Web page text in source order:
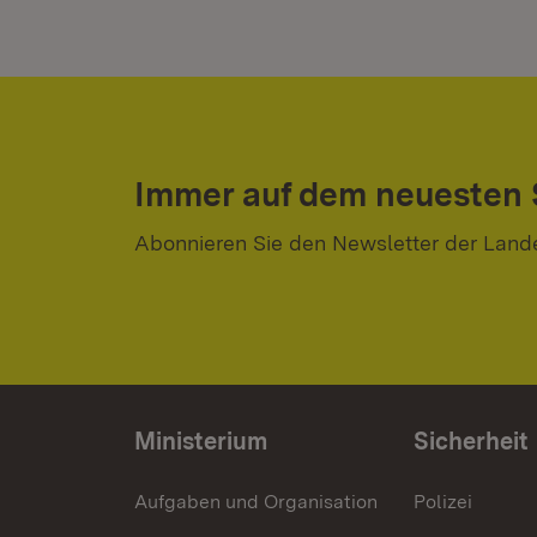
Immer auf dem neuesten
Abonnieren Sie den Newsletter der
Ministerium
Aufgaben und Organisation
Sicherheit
Polizei